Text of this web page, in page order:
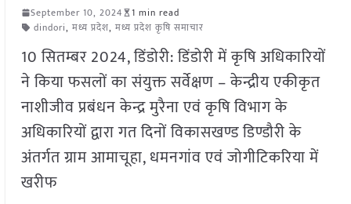
September 10, 2024
1 min read
dindori, मध्य प्रदेश, मध्य प्रदेश कृषि समाचार
10 सितम्बर 2024, डिंडोरी: डिंडोरी में कृषि अधिकारियों
ने किया फसलों का संयुक्त सर्वेक्षण – केन्द्रीय एकीकृत
नाशीजीव प्रबंधन केन्द्र मुरैना एवं कृषि विभाग के
अधिकारियों द्वारा गत दिनों विकासखण्ड डिण्डौरी के
अंतर्गत ग्राम आमाचूहा, धमनगांव एवं जोगीटिकरिया में
खरीफ